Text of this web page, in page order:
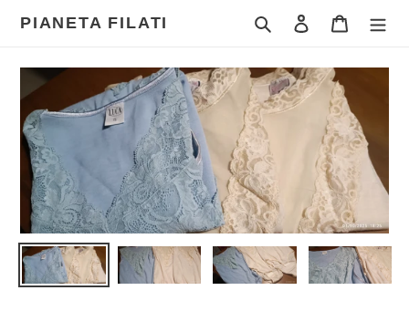
contenuti
PIANETA FILATI Cerca Accedi Carrello